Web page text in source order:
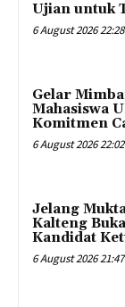
Ujian untuk
6 August 2026
Gelar
Mahasiswa
Komitmen
6 August 2026
Jelang
Kalteng
Kandidat
6 August 2026